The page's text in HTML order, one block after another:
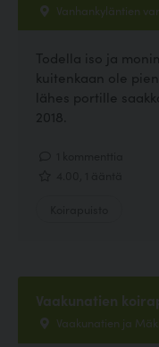
Vanhankyläntien
Todella iso ja
kuitenkaan ole
lähes portille
2018.
Vaakunatien
Vaakunatien ja